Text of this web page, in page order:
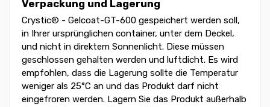
Verpackung und Lagerung
Crystic® - Gelcoat-GT-600 gespeichert werden soll,
in Ihrer ursprünglichen container, unter dem Deckel,
und nicht in direktem Sonnenlicht. Diese müssen
geschlossen gehalten werden und luftdicht. Es wird
empfohlen, dass die Lagerung sollte die Temperatur
weniger als 25°C an und das Produkt darf nicht
eingefroren werden. Lagern Sie das Produkt außerhalb